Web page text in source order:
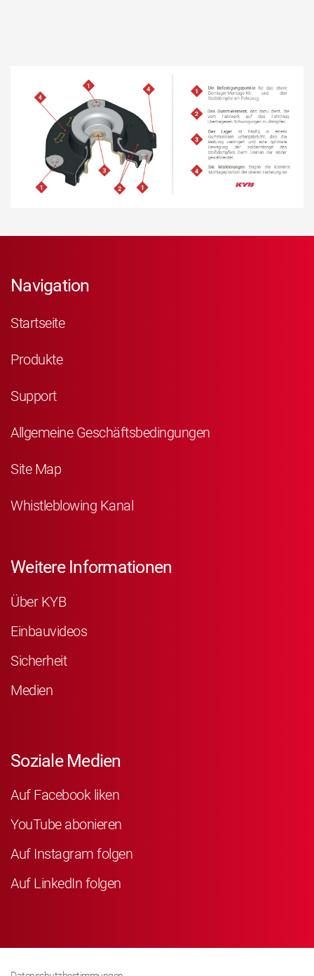
Navigation
Startseite
Produkte
Support
Allgemeine Geschäftsbedingungen
Site Map
Whistleblowing Kanal
Weitere Informationen
Über KYB
Einbauvideos
Sicherheit
Medien
Soziale Medien
Auf Facebook liken
YouTube abonieren
Auf Instagram folgen
Auf LinkedIn folgen